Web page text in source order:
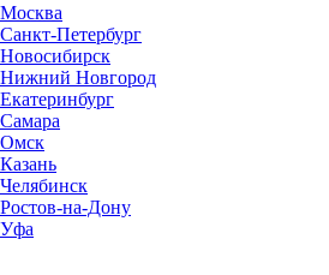
Москва
Санкт-Петербург
Новосибирск
Нижний Новгород
Екатеринбург
Самара
Омск
Казань
Челябинск
Ростов-на-Дону
Уфа